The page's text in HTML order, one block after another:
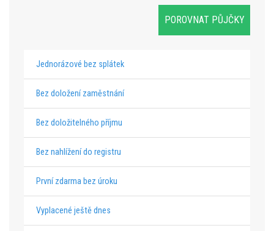
Jednorázové bez splátek
Bez doložení zaměstnání
Bez doložitelného příjmu
Bez nahlížení do registru
První zdarma bez úroku
Vyplacené ještě dnes